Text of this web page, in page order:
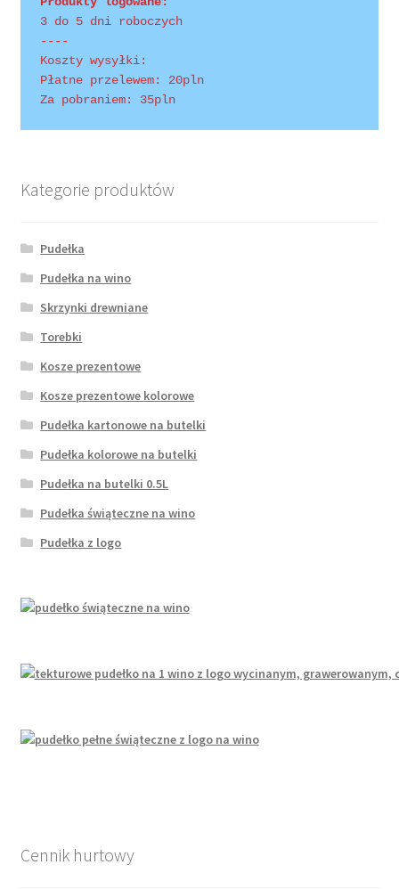
3 do 5 dni roboczych
----
Koszty wysyłki:
Płatne przelewem: 20pln
Za pobraniem: 35pln
Kategorie produktów
Pudełka
Pudełka na wino
Skrzynki drewniane
Torebki
Kosze prezentowe
Kosze prezentowe kolorowe
Pudełka kartonowe na butelki
Pudełka kolorowe na butelki
Pudełka na butelki 0.5L
Pudełka świąteczne na wino
Pudełka z logo
Cennik hurtowy